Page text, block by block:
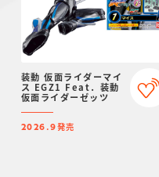
装動 仮面ライダーマイ
ス EGZ1 Feat．装動
仮面ライダーゼッツ
2026.9発売